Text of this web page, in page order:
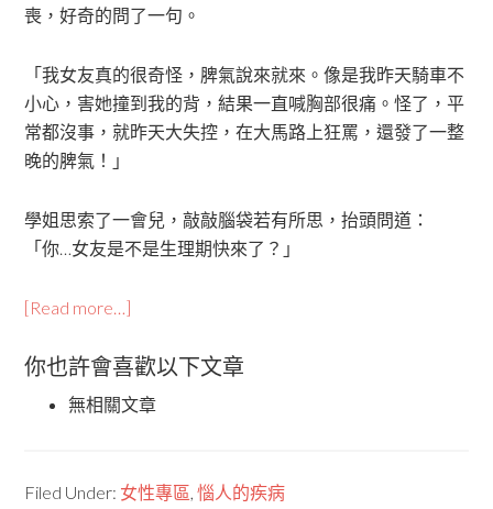
喪，好奇的問了一句。
「我女友真的很奇怪，脾氣說來就來。像是我昨天騎車不
小心，害她撞到我的背，結果一直喊胸部很痛。怪了，平
常都沒事，就昨天大失控，在大馬路上狂罵，還發了一整
晚的脾氣！」
學姐思索了一會兒，敲敲腦袋若有所思，抬頭問道：
「你…女友是不是生理期快來了？」
[Read more…]
你也許會喜歡以下文章
無相關文章
Filed Under: 女性專區,惱人的疾病